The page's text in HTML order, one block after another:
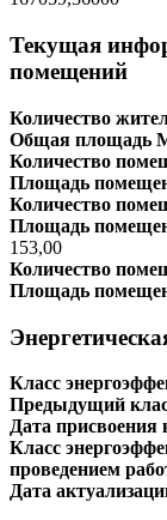
Текущая
помещений
Количество
Общая площадь
Количество
Площадь
Количество
Площадь
153,00
Количество
Площадь
Класс
Предыдущий
Дата присвоения
Класс
проведением
Дата